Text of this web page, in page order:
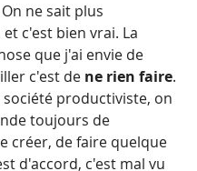
On ne sait plus
c'est bien vrai. La
que j'ai envie de
c'est de ne rien faire.
productiviste, on
toujours de
créer, de faire quelque
d'accord, c'est mal vu